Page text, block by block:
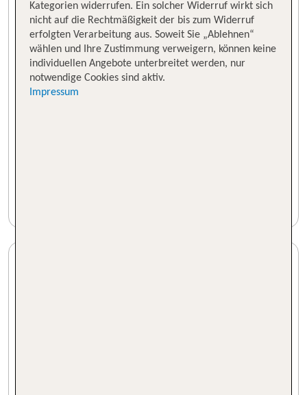
Kategorien widerrufen. Ein solcher Widerruf wirkt sich
nicht auf die Rechtmäßigkeit der bis zum Widerruf
erfolgten Verarbeitung aus. Soweit Sie „Ablehnen“
wählen und Ihre Zustimmung verweigern, können keine
individuellen Angebote unterbreitet werden, nur
notwendige Cookies sind aktiv.
Impressum